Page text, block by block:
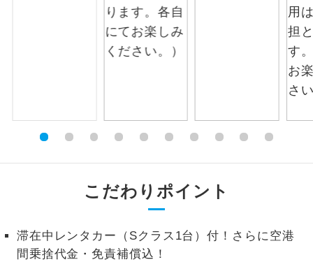
こだわりポイント
滞在中レンタカー（Sクラス1台）付！さらに空港
間乗捨代金・免責補償込！
だけます。
周りの音を気にせず、ガイドさんの説明
をじっくり聞くことができます。
2名様催行
す。
スです。
金
コースです。